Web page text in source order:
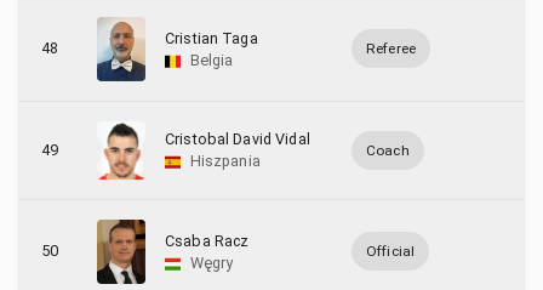
48
Cristian Taga
Belgia
Referee
49
Cristobal David Vidal
Hiszpania
Coach
50
Csaba Racz
Węgry
Official